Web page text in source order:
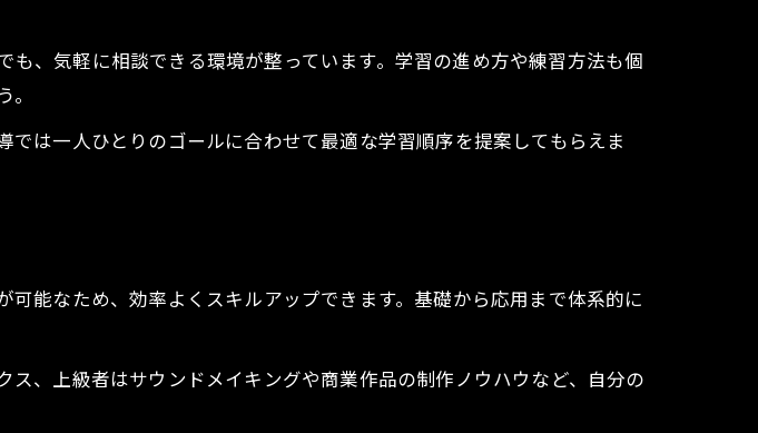
いか徹底解説
が効果的な理由
ンで基礎を固める
アップの道
功の秘訣
得の上達ポイント
の講師サポート
、気軽に相談できる環境が整っています。学習の進め方や練習方法も個
は一人ひとりのゴールに合わせて最適な学習順序を提案してもらえま
能なため、効率よくスキルアップできます。基礎から応用まで体系的に
、上級者はサウンドメイキングや商業作品の制作ノウハウなど、自分の